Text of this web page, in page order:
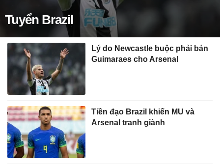
Tuyển Brazil
Lý do Newcastle buộc phải bán
Guimaraes cho Arsenal
Tiền đạo Brazil khiến MU và
Arsenal tranh giành